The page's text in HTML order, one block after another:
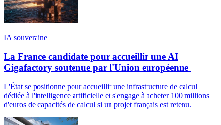
IA souveraine
La France candidate pour accueillir une AI
Gigafactory soutenue par l'Union européenne
L'État se positionne pour accueillir une infrastructure de calcul
dédiée à l'intelligence artificielle et s'engage à acheter 100 millions
d'euros de capacités de calcul si un projet français est retenu.